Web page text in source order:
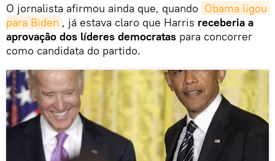
O jornalista afirmou ainda que, quando Obama ligou
para Biden , já estava claro que Harris receberia a
aprovação dos líderes democratas para concorrer
como candidata do partido.